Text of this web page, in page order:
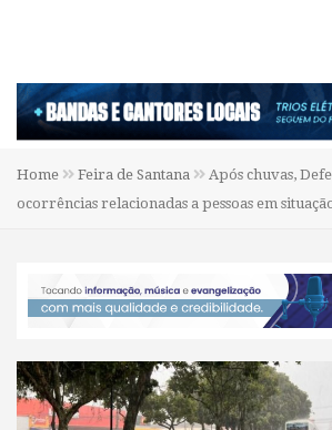
Home Feira de Santana
Após chuvas,
ocorrências relacionadas a pessoas em